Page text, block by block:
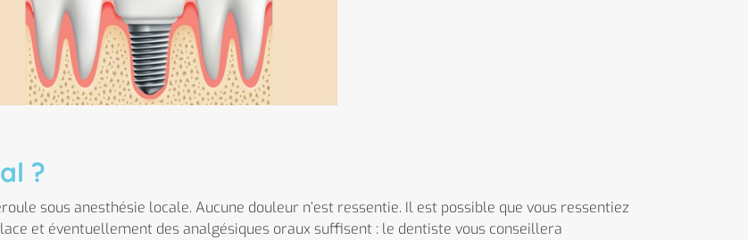
?
sous anesthésie locale. Aucune douleur n’est ressentie. Il est possible que vous ressentiez
et éventuellement des analgésiques oraux suffisent : le dentiste vous conseillera